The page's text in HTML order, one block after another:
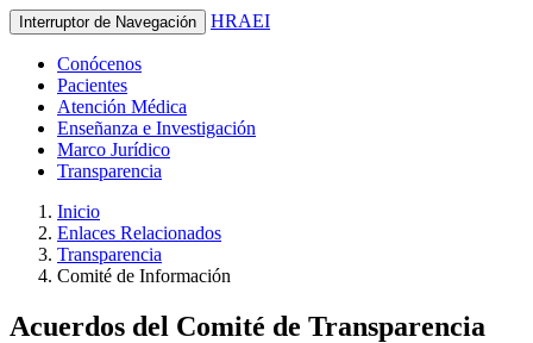
Interruptor de Navegación HRAEI
Conócenos
Pacientes
Atención Médica
Enseñanza e Investigación
Marco Jurídico
Transparencia
Inicio
Enlaces Relacionados
Transparencia
Comité de Información
Acuerdos del Comité de Transparencia